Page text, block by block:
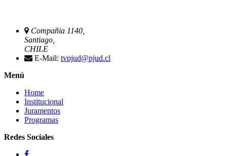
Compañia 1140,
Santiago,
CHILE
E-Mail: tvpjud@pjud.cl
Menú
Home
Institucional
Juramentos
Programas
Redes Sociales